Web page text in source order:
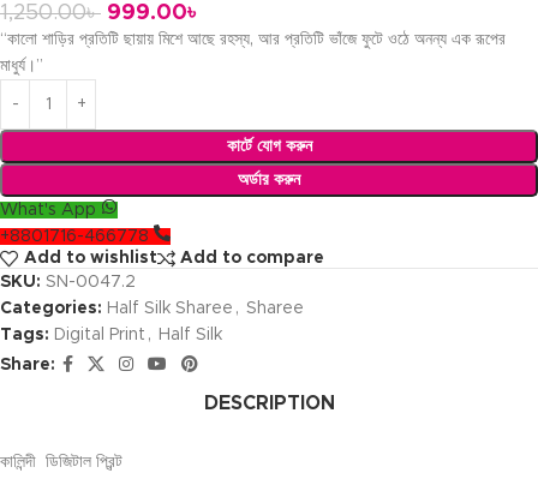
1,250.00৳ 999.00৳
“কালো শাড়ির প্রতিটি ছায়ায় মিশে আছে রহস্য, আর প্রতিটি ভাঁজে ফুটে ওঠে অনন্য এক রূপের
মাধুর্য।”
কার্টে যোগ করুন
অর্ডার করুন
What's App
+8801716-466778
Add to wishlist
Add to compare
SKU: SN-0047.2
Categories: Half Silk Sharee , Sharee
Tags: Digital Print ,
Half Silk
Share:
DESCRIPTION
কালিন্দী ডিজিটাল প্রিন্ট